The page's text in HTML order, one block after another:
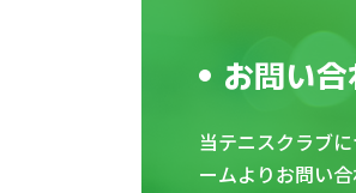
お問い合
当テニスクラブ
ームよりお問い合